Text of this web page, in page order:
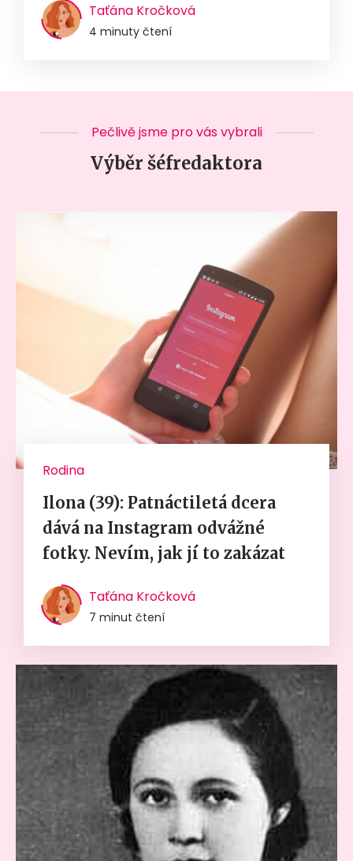
Taťána Kročková
4 minuty čtení
Pečlivě jsme pro vás vybrali
Výběr šéfredaktora
Rodina
Ilona (39): Patnáctiletá dcera
dává na Instagram odvážné
fotky. Nevím, jak jí to zakázat
Taťána Kročková
7 minut čtení